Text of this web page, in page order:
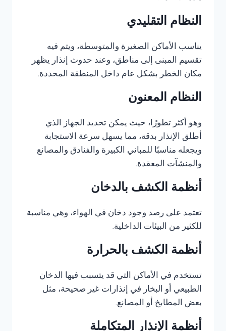
النظام التقليدي
يناسب الأماكن الصغيرة والمتوسطة، ويتم فيه
تقسيم المبنى إلى مناطق، وعند حدوث إنذار يظهر
مكان الخطر بشكل عام داخل المنطقة المحددة.
النظام المعنون
وهو أكثر تطورًا، حيث يمكن تحديد الجهاز الذي
أطلق الإنذار بدقة، مما يسهل سرعة الاستجابة
ويجعله مناسبًا للمباني الكبيرة والفنادق والمصانع
والمنشآت المعقدة.
أنظمة الكشف بالدخان
تعتمد على رصد وجود دخان في الهواء، وهي مناسبة
للكثير من البيئات الداخلية.
أنظمة الكشف بالحرارة
تستخدم في الأماكن التي قد يتسبب فيها الدخان
الطبيعي أو البخار في إنذارات غير صحيحة، مثل
بعض المطابخ أو المصانع.
أنظمة الإنذار المتكاملة